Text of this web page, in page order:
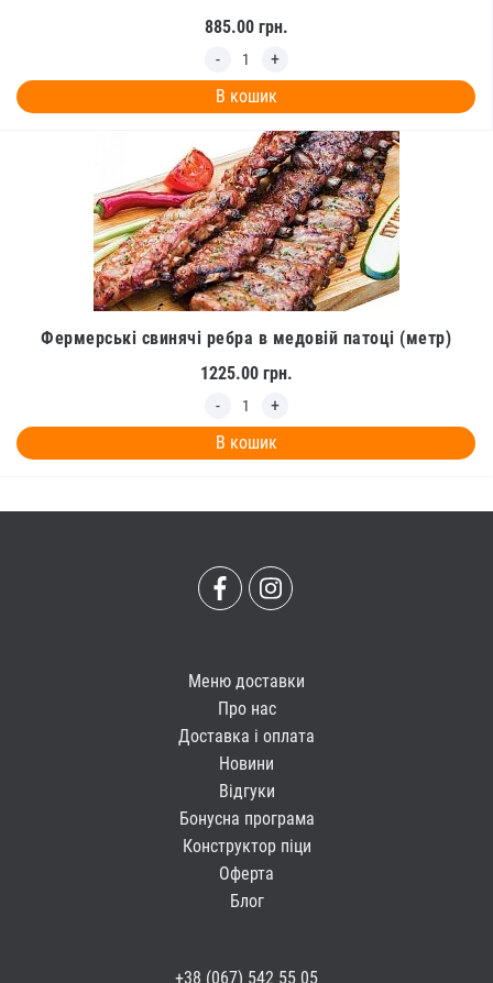
885.00грн.
В кошик
Фермерські свинячі ребра в медовій патоці (метр)
1225.00грн.
В кошик
Меню доставки
Про нас
Доставка і оплата
Новини
Відгуки
Бонусна програма
Конструктор піци
Оферта
Блог
+38 (067) 542 55 05